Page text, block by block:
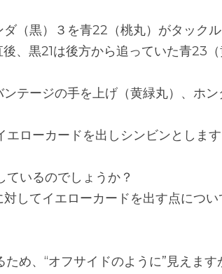
（黒）３を青22（桃丸）がタック
、黒21は後方から追っていた青23
テージの手を上げ（黄緑丸）、ホン
ローカードを出しシンビンとします
ているのでしょうか？
してイエローカードを出す点につい
め、“オフサイドのように”見えます